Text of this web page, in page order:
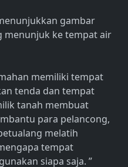
gambar
menunjuk ke tempat air
memiliki tempat
tenda dan tempat
tanah membuat
para pelancong,
melatih
tempat
siapa saja. ”